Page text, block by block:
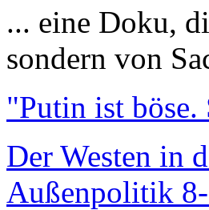
... eine Doku,
sondern von
"Putin ist böse.
Der Westen in
Außenpolitik